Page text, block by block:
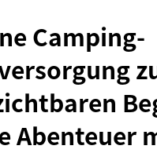
Camping-
Abenteuer